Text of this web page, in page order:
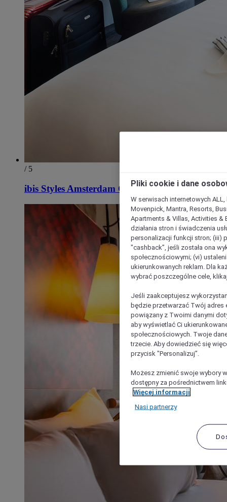
/ 5
ibis Styles Amsterdam Central Station
Pliki cookie i dane
W serwisach internetowych
Movenpick, Mantra, Resorts,
Apartments & Villas, Activities &
działania stron i świadczenia
personalizacji funkcji stron; (iii)
"cashback”, jeśli została ona
społecznościowymi; (vi)
ukierunkowanych reklam. Dla
wybrać poszczególne cele,
Jeśli zaakceptujesz
będzie przetwarzać Twój adres
powiązany z Twoimi danymi
aby wyświetlać Ci
społecznościowych. Twoje
trzecie. Aby dowiedzieć się
przycisk "Personalizuj”.
Możesz zmienić swoje wybory
dostępny za pośrednictwem
Więcej informacji
Nasi partnerzy